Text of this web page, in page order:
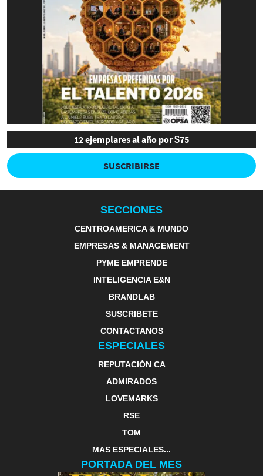
12 ejemplares al año por $75
SUSCRIBIRSE
SECCIONES
CENTROAMERICA & MUNDO
EMPRESAS & MANAGEMENT
PYME EMPRENDE
INTELIGENCIA E&N
BRANDLAB
SUSCRIBETE
CONTACTANOS
ESPECIALES
REPUTACIÓN CA
ADMIRADOS
LOVEMARKS
RSE
TOM
MAS ESPECIALES...
PORTADA DEL MES